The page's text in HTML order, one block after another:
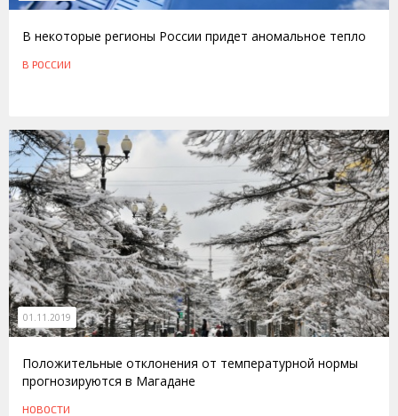
В некоторые регионы России придет аномальное тепло
В РОССИИ
01.11.2019
Положительные отклонения от температурной нормы
прогнозируются в Магадане
НОВОСТИ